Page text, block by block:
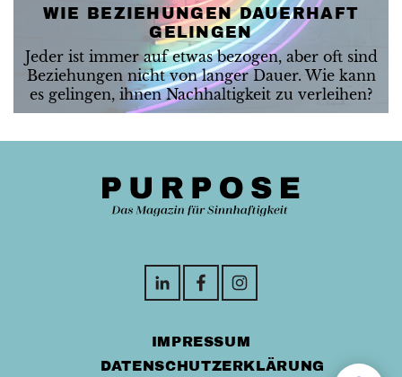
WIE BEZIEHUNGEN DAUERHAFT
GELINGEN
Jeder ist immer auf etwas bezogen, aber oft sind
Beziehungen nicht von langer Dauer. Wie kann
es gelingen, ihnen Nachhaltigkeit zu verleihen?
IMPRESSUM
DATENSCHUTZERKLÄRUNG